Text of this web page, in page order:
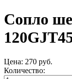
Сопло
Цена: 270 руб.
Количество: